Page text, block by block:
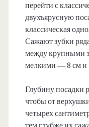
перейти с
двухъярусную
классическая
Сажают зубки
между крупными
мелкими — 8 см и
Глубину посадки
чтобы от
четырех